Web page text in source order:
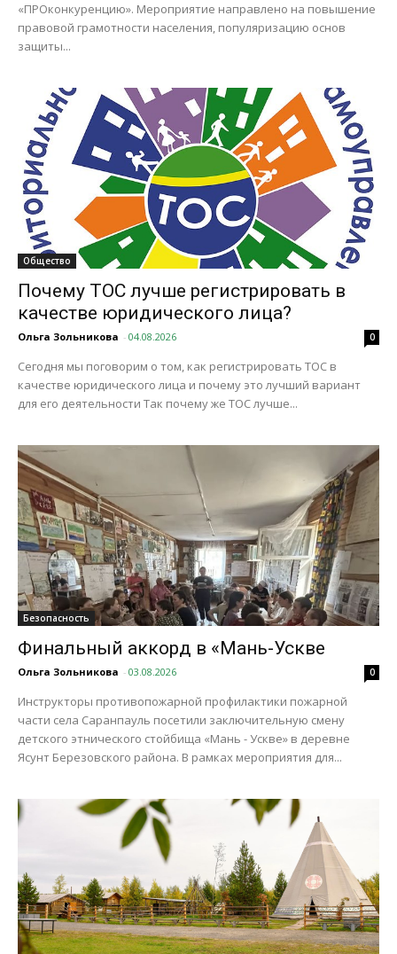
«ПРОконкуренцию». Мероприятие направлено на повышение
правовой грамотности населения, популяризацию основ
защиты...
Общество
Почему ТОС лучше регистрировать в
качестве юридического лица?
Ольга Зольникова - 04.08.2026 0
Сегодня мы поговорим о том, как регистрировать ТОС в
качестве юридического лица и почему это лучший вариант
для его деятельности Так почему же ТОС лучше...
Безопасность
Финальный аккорд в «Мань-Ускве
Ольга Зольникова - 03.08.2026 0
Инструкторы противопожарной профилактики пожарной
части села Саранпауль посетили заключительную смену
детского этнического стойбища «Мань - Ускве» в деревне
Ясунт Березовского района. В рамках мероприятия для...